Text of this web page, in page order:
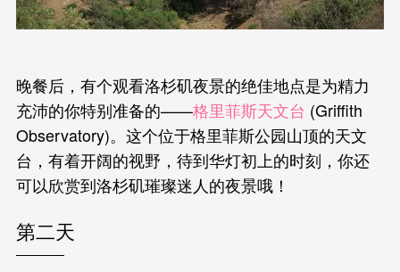
晚餐后，有个观看洛杉矶夜景的绝佳地点是为精力
充沛的你特别准备的——格里菲斯天文台 (Griffith
Observatory)。这个位于格里菲斯公园山顶的天文
台，有着开阔的视野，待到华灯初上的时刻，你还
可以欣赏到洛杉矶璀璨迷人的夜景哦！
第二天